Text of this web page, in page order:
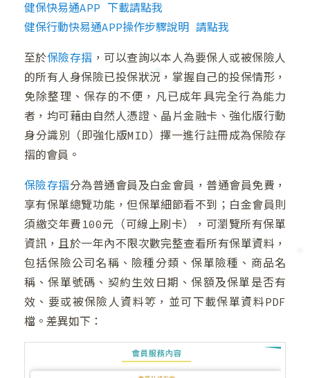
健保快易通APP 下載請點我
健保行動快易通APP操作步驟說明 請點我
至於保險存摺 ，可以查詢以本人為要保人或被保險人
的所有人身保險已投保狀況，掌握自己的投保情形，
免除整理、保存的不便，凡已成年具完全行為能力
者，均可藉由自然人憑證、晶片金融卡、強化版行動
身分識別（即強化版MID）擇一進行註冊成為保險存
摺的會員。
保險存摺分為普通會員及白金會員，普通會員免費，
享有保單總覽功能，但保單細節看不到；白金會員則
須繳交年費100元（可線上刷卡），可瀏覽所有保單
資訊，且於一年內不限次數完整查看所有保單資料，
包括保險公司名稱、險種分類、保單險種、商品名
稱、保單號碼、契約生效日期、保額及保單是否有
效、要或被保險人資料等，並可下載保單資料PDF
檔。差異如下：
❄